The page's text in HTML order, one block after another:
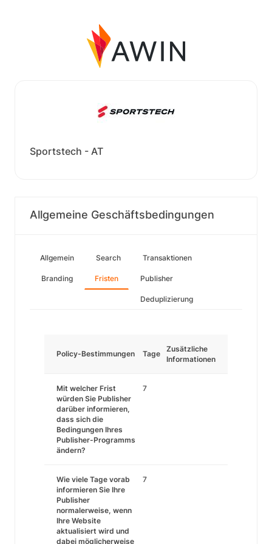
Sportstech - AT
Allgemeine Geschäftsbedingungen
Allgemein Search Transaktionen
Branding Fristen Publisher
Deduplizierung
Policy-Bestimmungen Tage
Zusätzliche
Informationen
Mit welcher Frist
würden Sie Publisher
darüber informieren,
dass sich die
Bedingungen Ihres
Publisher-Programms
ändern?
7
Wie viele Tage vorab
informieren Sie Ihre
Publisher
normalerweise, wenn
Ihre Website
aktualisiert wird und
dabei möglicherweise
7